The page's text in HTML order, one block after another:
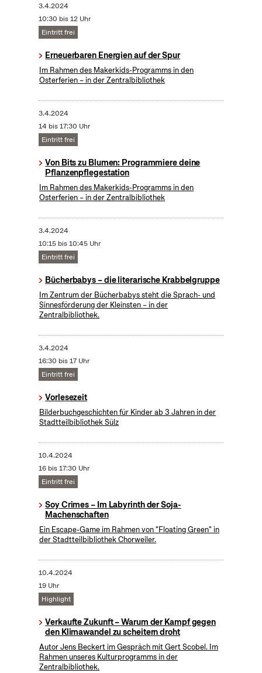
3.4.2024
10:30 bis 12 Uhr
Eintritt frei
Erneuerbaren Energien auf der Spur
Im Rahmen des Makerkids-Programms in den
Osterferien – in der Zentralbibliothek
3.4.2024
14 bis 17:30 Uhr
Eintritt frei
Von Bits zu Blumen: Programmiere deine
Pflanzenpflegestation
Im Rahmen des Makerkids-Programms in den
Osterferien – in der Zentralbibliothek
3.4.2024
10:15 bis 10:45 Uhr
Eintritt frei
Bücherbabys – die literarische Krabbelgruppe
Im Zentrum der Bücherbabys steht die Sprach- und
Sinnesförderung der Kleinsten – in der
Zentralbibliothek.
3.4.2024
16:30 bis 17 Uhr
Eintritt frei
Vorlesezeit
Bilderbuchgeschichten für Kinder ab 3 Jahren in der
Stadtteilbibliothek Sülz
10.4.2024
16 bis 17:30 Uhr
Eintritt frei
Soy Crimes – Im Labyrinth der Soja-
Machenschaften
Ein Escape-Game im Rahmen von "Floating Green" in
der Stadtteilbibliothek Chorweiler.
10.4.2024
19 Uhr
Highlight
Verkaufte Zukunft – Warum der Kampf gegen
den Klimawandel zu scheitern droht
Autor Jens Beckert im Gespräch mit Gert Scobel. Im
Rahmen unseres Kulturprogramms in der
Zentralbibliothek.